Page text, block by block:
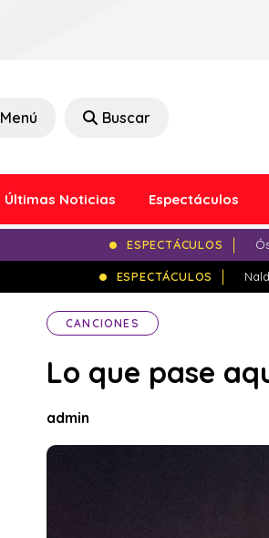
Menú Buscar
Últimas Noticias Espectáculos
ESPECTÁCULOS
ESPECTÁCULOS
CANCIONES
Lo que pase
admin